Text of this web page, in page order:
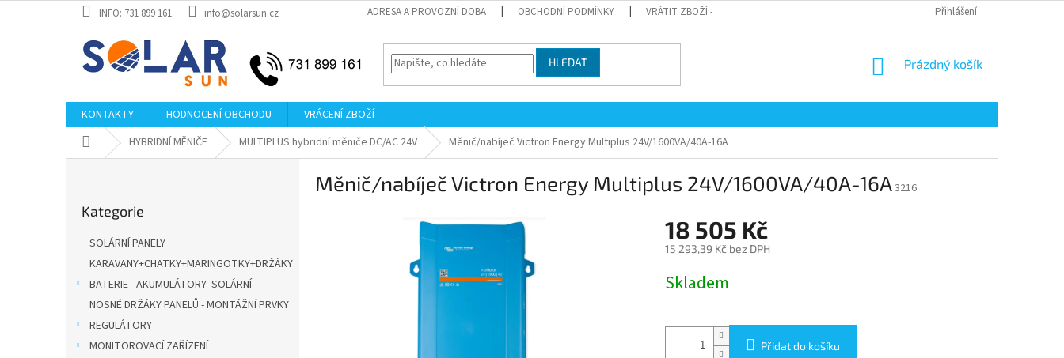
na
INFO: 731 899 161 info@solarsun.cz ADRESA A PROVOZNÍ DOBA OBCHODNÍ PODMÍNKY VRÁTIT ZBOŽÍ - ODSTOUPENÍ OD SMLOUVY REKLAMACE ZBOŽÍPřihlášení
HLEDAT
NÁKUPNÍ
Prázdný košík
KONTAKTY HODNOCENÍ OBCHODU
VRÁCENÍ ZBOŽÍ
Domů HYBRIDNÍ MĚNIČE MULTIPLUS hybridní měniče DC/AC 24V Měnič/nabíječ Victron Energy Multiplus 24V/1600VA/40A-16A
kategorie
Kategorie
SOLÁRNÍ PANELY
KARAVANY+CHATKY+MARINGOTKY+DRŽÁKY
BATERIE - AKUMULÁTORY- SOLÁRNÍ
NOSNÉ DRŽÁKY PANELŮ - MONTÁŽNÍ PRVKY
REGULÁTORY
MONITOROVACÍ ZAŘÍZENÍ
Měnič/nabíječ Victron Energy Multiplus 24V/1600VA/40A-16A3216
18 505 Kč
15 293,39 Kč bez DPH
cena:
Skladem
Přidat do košíku